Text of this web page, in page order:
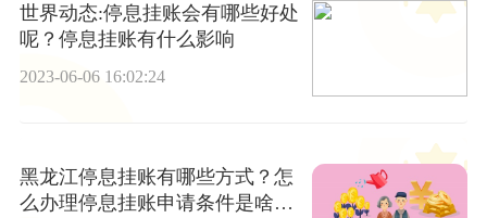
世界动态:停息挂账会有哪些好处
呢？停息挂账有什么影响
2023-06-06 16:02:24
黑龙江停息挂账有哪些方式？怎
么办理停息挂账申请条件是啥？|